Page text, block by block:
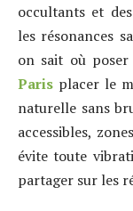
occultants et
les résonances
on sait où
Paris placer le
naturelle sans
accessibles,
évite toute
partager sur les